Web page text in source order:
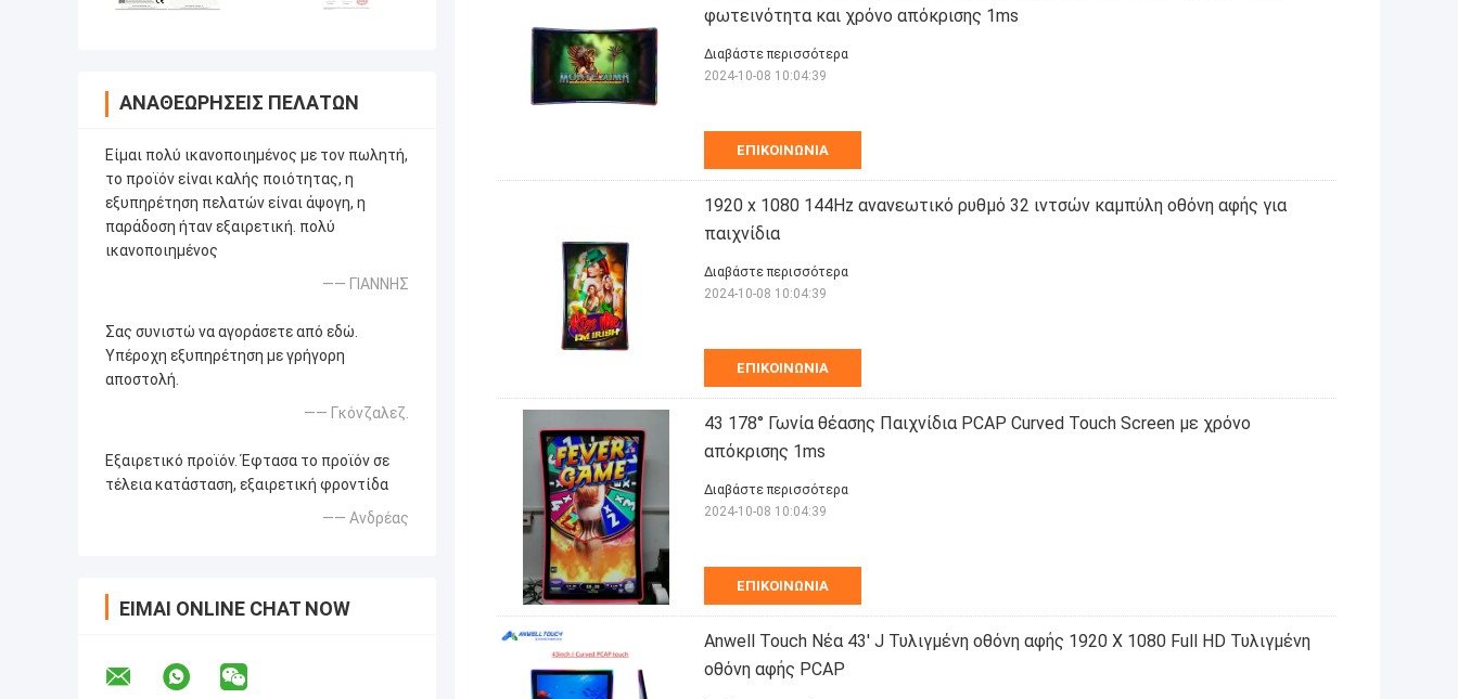
ΑΝΑΘΕΩΡΉΣΕΙΣ ΠΕΛΑΤΏΝ
Είμαι πολύ ικανοποιημένος με τον πωλητή,
το προϊόν είναι καλής ποιότητας, η
εξυπηρέτηση πελατών είναι άψογη, η
παράδοση ήταν εξαιρετική. πολύ
ικανοποιημένος
—— ΓΙΑΝΝΗΣ
Σας συνιστώ να αγοράσετε από εδώ.
Υπέροχη εξυπηρέτηση με γρήγορη
αποστολή.
—— Γκόνζαλεζ.
Εξαιρετικό προϊόν. Έφτασα το προϊόν σε
τέλεια κατάσταση, εξαιρετική φροντίδα
—— Ανδρέας
ΕΊΜΑΙ ONLINE CHAT NOW
φωτεινότητα και χρόνο απόκρισης 1ms
ΕΠΙΚΟΙΝΩΝΊΑ
Διαβάστε περισσότερα
2024-10-08 10:04:39
1920 x 1080 144Hz ανανεωτικό ρυθμό 32 ιντσών καμπύλη οθόνη αφής για
παιχνίδια
ΕΠΙΚΟΙΝΩΝΊΑ
Διαβάστε περισσότερα
2024-10-08 10:04:39
43 178° Γωνία θέασης Παιχνίδια PCAP Curved Touch Screen με χρόνο
απόκρισης 1ms
ΕΠΙΚΟΙΝΩΝΊΑ
Διαβάστε περισσότερα
2024-10-08 10:04:39
Anwell Touch Νέα 43' J Τυλιγμένη οθόνη αφής 1920 X 1080 Full HD Τυλιγμένη
οθόνη αφής PCAP